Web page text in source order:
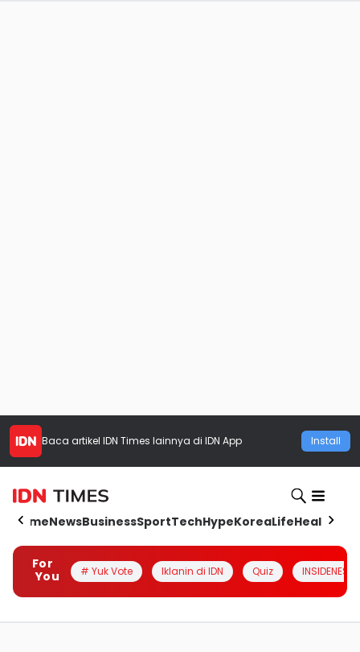
Baca artikel IDN Times lainnya di IDN App Install
HomeNewsBusinessSportTechHypeKoreaLifeHealth
For
You
# Yuk Vote Iklanin di IDN Quiz INSIDENESIA